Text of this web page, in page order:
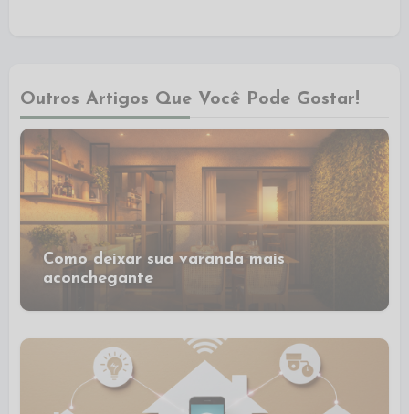
Outros Artigos Que Você Pode Gostar!
Como deixar sua varanda mais
aconchegante